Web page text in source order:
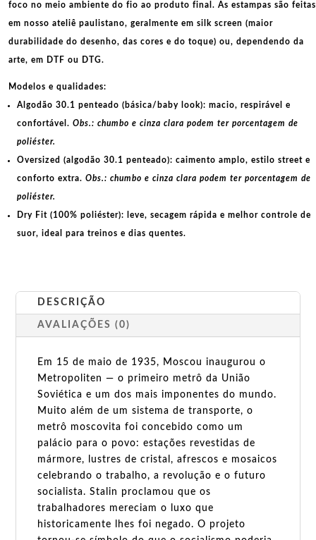
foco no meio ambiente do fio ao produto final. As estampas são feitas
em nosso ateliê paulistano, geralmente em silk screen (maior
durabilidade do desenho, das cores e do toque) ou, dependendo da
arte, em DTF ou DTG.
Modelos e qualidades:
Algodão 30.1 penteado (básica/baby look): macio, respirável e
confortável. Obs.: chumbo e cinza clara podem ter porcentagem de
poliéster.
Oversized (algodão 30.1 penteado): caimento amplo, estilo street e
conforto extra. Obs.: chumbo e cinza clara podem ter porcentagem de
poliéster.
Dry Fit (100% poliéster): leve, secagem rápida e melhor controle de
suor, ideal para treinos e dias quentes.
DESCRIÇÃO
AVALIAÇÕES (0)
Em 15 de maio de 1935, Moscou inaugurou o
Metropoliten — o primeiro metrô da União
Soviética e um dos mais imponentes do mundo.
Muito além de um sistema de transporte, o
metrô moscovita foi concebido como um
palácio para o povo: estações revestidas de
mármore, lustres de cristal, afrescos e mosaicos
celebrando o trabalho, a revolução e o futuro
socialista. Stalin proclamou que os
trabalhadores mereciam o luxo que
historicamente lhes foi negado. O projeto